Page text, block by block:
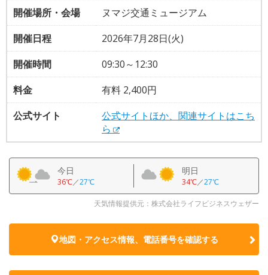
開催場所・会場
ヌマジ交通ミュージアム
開催日程
2026年7月28日(火)
開催時間
09:30～12:30
料金
有料 2,400円
公式サイト
公式サイトほか、関連サイトはこち
ら
今日
36℃／27℃
明日
34℃／27℃
天気情報提供元：株式会社ライフビジネスウェザー
地図・アクセス情報、電話番号を確認する